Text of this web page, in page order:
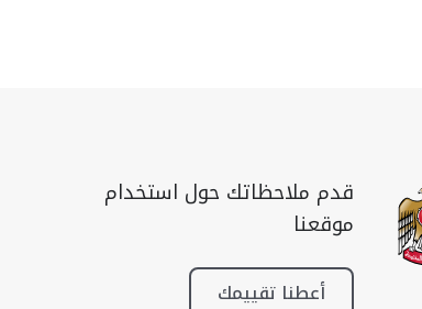
قدم ملاحظاتك حول استخدام
موقعنا
أعطنا تقييمك